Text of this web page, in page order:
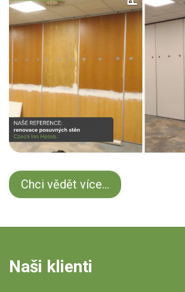
Chci vědět více...
Naši klienti